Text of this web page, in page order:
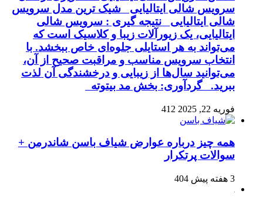
سرویس شالی ایتالیایی شیک ترین مدل سرویس
شالی ایتالیایی نتیجه گیری : سرویس شالی
ایتالیایی، یک زیورآلات زیبا و کلاسیک است که
می‌تواند به هر استایلی جلوه‌ای خاص ببخشد. با
انتخاب سرویس مناسب و مراقبت صحیح از آن،
می‌توانید سال‌ها از زیبایی و درخشندگی آن لذت
ببرید. گردآوری: بخش مد بیتوته
فوریه 22, 2025 412
همه چیز درباره عوارض شیاف باسن شاندرمن +
سوالات پرتکرار
3 هفته پیش 404